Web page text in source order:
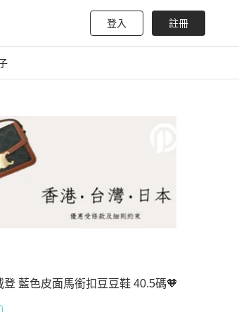
登入 註冊
登 藍色皮面馬銜扣豆豆鞋 40.5碼🧡